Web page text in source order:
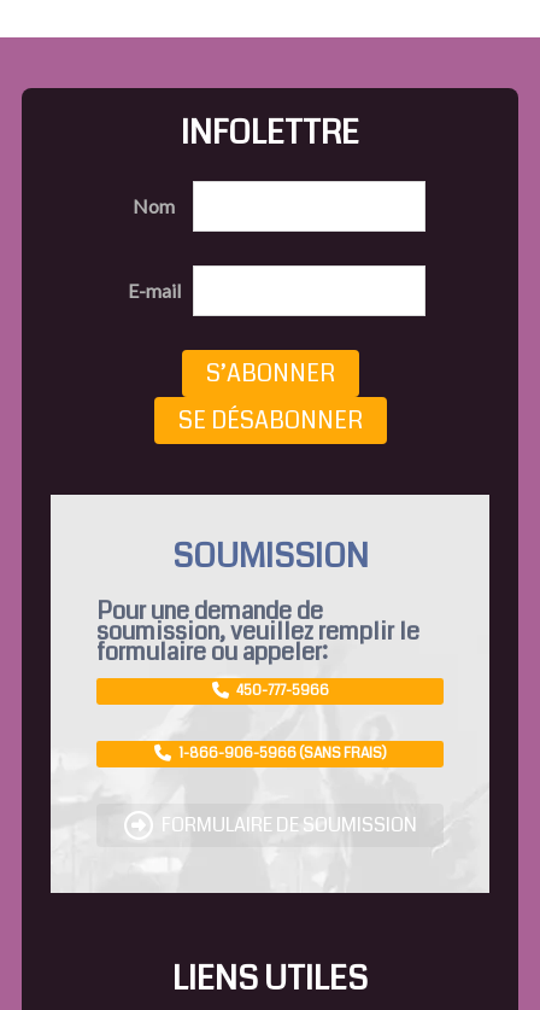
INFOLETTRE
Nom
E-mail
S’ABONNER
SE DÉSABONNER
SOUMISSION
Pour une demande de
soumission, veuillez remplir le
formulaire ou appeler:
450-777-5966
1-866-906-5966 (SANS FRAIS)
FORMULAIRE DE SOUMISSION
LIENS UTILES